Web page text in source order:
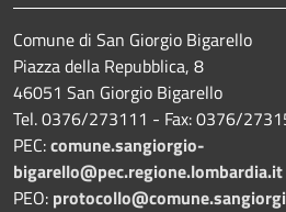
Comune di San Giorgio Bigarello
Piazza della Repubblica, 8
46051 San Giorgio Bigarello
Tel. 0376/273111 - Fax: 0376/
PEC:comune.sangiorgio-
bigarello@pec.regione.lombardia.it
PEO: